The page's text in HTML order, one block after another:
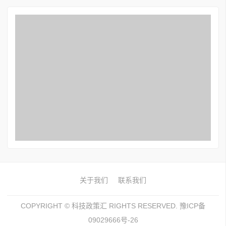
关于我们 联系我们
COPYRIGHT © 科技政策汇 RIGHTS RESERVED. 豫ICP备
09029666号-26